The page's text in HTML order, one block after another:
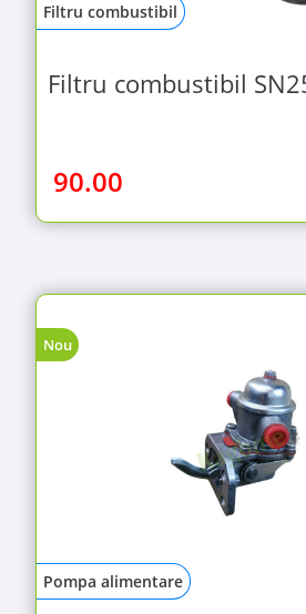
Filtru combustibil
Filtru combustibil
90.00
Nou
Pompa alimentare